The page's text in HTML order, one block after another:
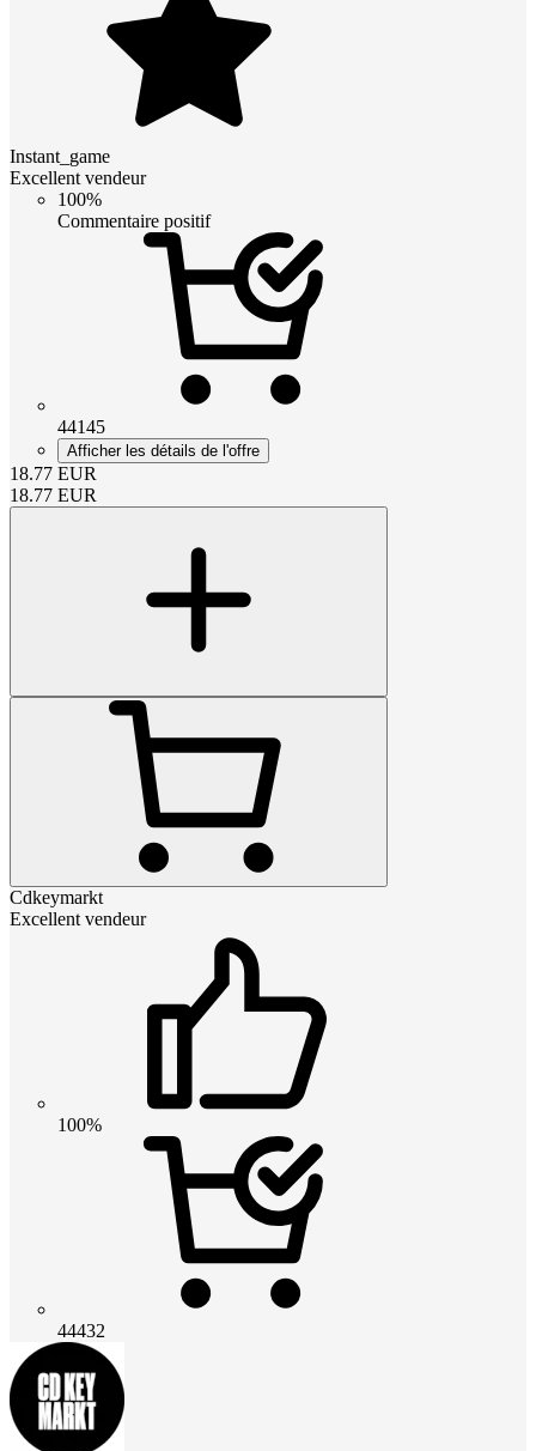
Instant_game
Excellent vendeur
100%
Commentaire positif
44145
Afficher les détails de l'offre
18.77 EUR
18.77 EUR
Cdkeymarkt
Excellent vendeur
100%
44432